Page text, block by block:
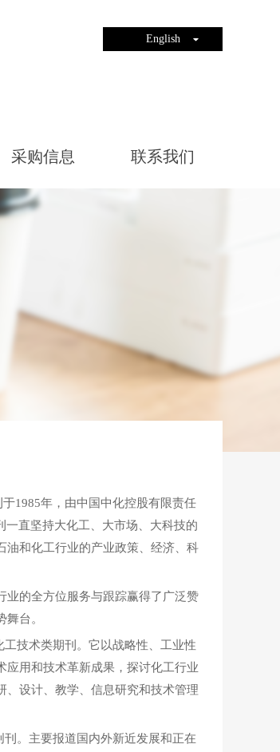
English
采购信息 联系我们
1985年，由中国中化控股有限责任
直坚持大化工、大市场、大科技的
油和化工行业的产业政策、经济、科
的全方位服务与跟踪赢得了广泛赞
台。
技术类期刊。它以战略性、工业性
应用和技术革新成果，探讨化工行业
、设计、教学、信息研究和技术管理
。主要报道国内外新近发展和正在